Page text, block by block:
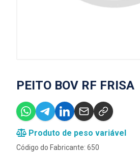
PEITO BOV RF FRISA
Produto de peso variável
Código do Fabricante: 650